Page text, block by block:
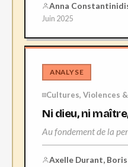
Anna
Juin 2025
ANALYSE
Cultures, Violences
Ni dieu, ni
Au fondement de la
Axelle Durant,